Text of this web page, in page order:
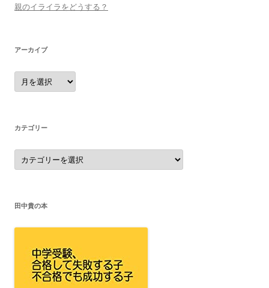
親のイライラをどうする？
アーカイブ
ア
ー
カ
カテゴリー
カ
テ
ゴ
田中貴の本